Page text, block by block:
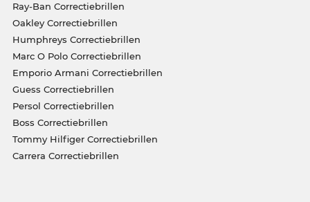
Ray-Ban Correctiebrillen
Oakley Correctiebrillen
Humphreys Correctiebrillen
Marc O Polo Correctiebrillen
Emporio Armani Correctiebrillen
Guess Correctiebrillen
Persol Correctiebrillen
Boss Correctiebrillen
Tommy Hilfiger Correctiebrillen
Carrera Correctiebrillen